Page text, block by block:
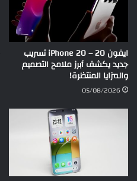
ايفون 20 – iPhone 20 تسريب
جديد يكشف أبرز ملامح التصميم
والمزايا المنتظرة!
05/08/2026